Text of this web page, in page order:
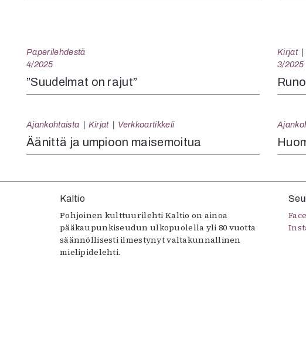
Paperilehdestä
4/2025
”Suudelmat on rajut”
Kirjat
3/2025
Ajankohtaista Kirjat Verkkoartikkeli
Äänittä ja umpioon maisemoitua
Kaltio
Pohjoinen kulttuurilehti Kaltio on ainoa
pääkaupunkiseudun ulkopuolella yli 80 vuotta
säännöllisesti ilmestynyt valtakunnallinen
mielipidelehti.